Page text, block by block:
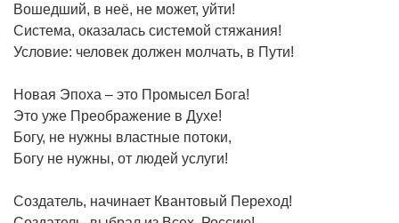
Вошедший, в неё, не может, уйти!
Система, оказалась системой стяжания!
Условие: человек должен молчать, в Пути!
Новая Эпоха – это Промысел Бога!
Это уже Преображение в Духе!
Богу, не нужны властные потоки,
Богу не нужны, от людей услуги!
Создатель, начинает Квантовый Переход!